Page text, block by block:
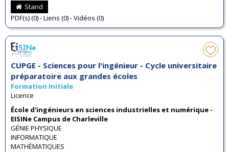
Stand
PDF(s) (0) - Liens (0) - Vidéos (0)
CUPGE - Sciences pour l'ingénieur - Cycle universitaire
préparatoire aux grandes écoles
Formation Initiale
Licence
École d'ingénieurs en sciences industrielles et numérique -
EISINe Campus de Charleville
GÉNIE PHYSIQUE
INFORMATIQUE
MATHÉMATIQUES